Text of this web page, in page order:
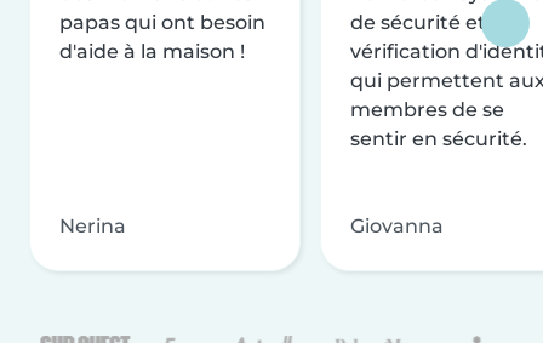
papas qui ont besoin
d'aide à la maison !
Nerina
de sécurité et de
vérification
qui permettent
membres de se
sentir en sécurité.
Giovanna